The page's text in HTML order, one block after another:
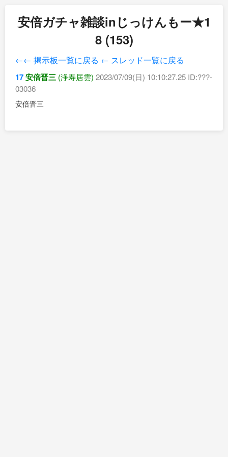
安倍ガチャ雑談inじっけんもー★1
8 (153)
←← 掲示板一覧に戻る ← スレッド一覧に戻る
17安倍晋三 (浄寿居雲) 2023/07/09(日) 10:10:27.25 ID:???-
03036
安倍晋三